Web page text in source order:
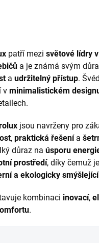
patří mezi světové lídry
a je známá svým
a udržitelný přístup.
v minimalistickém
jsou navrženy pro
, praktická řešenía
důraz na úsporu
prostředí, díky čemuž
a ekologicky
kombinaci inovací,
.